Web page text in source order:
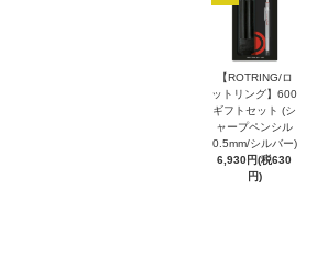
【ROTRING/ロ
ットリング】600
ギフトセット (シ
ャープペンシル
0.5mm/シルバー)
6,930円(税630
円)